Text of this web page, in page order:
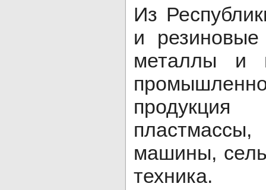
Из
и
металлы и
продукция
машины,
техника.